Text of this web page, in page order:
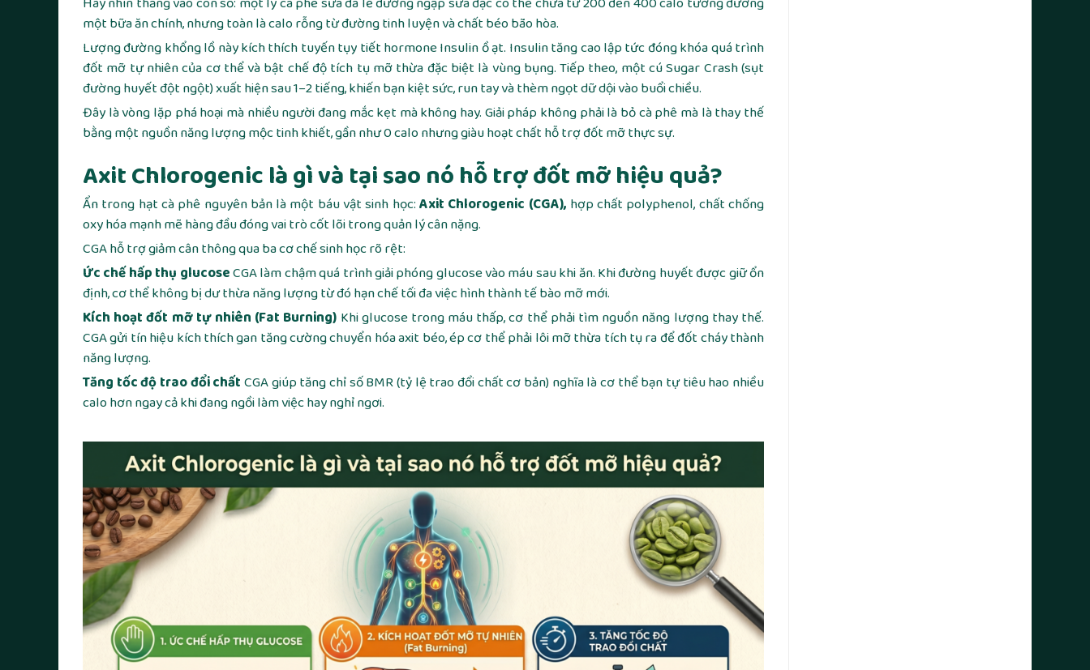
một bữa ăn chính, nhưng toàn là calo rỗng từ đường tinh luyện và chất béo bão hòa.
Lượng đường khổng lồ này kích thích tuyến tụy tiết hormone Insulin ồ ạt. Insulin tăng cao lập tức đóng khóa quá trình
đốt mỡ tự nhiên của cơ thể và bật chế độ tích tụ mỡ thừa đặc biệt là vùng bụng. Tiếp theo, một cú Sugar Crash (sụt
đường huyết đột ngột) xuất hiện sau 1–2 tiếng, khiến bạn kiệt sức, run tay và thèm ngọt dữ dội vào buổi chiều.
Đây là vòng lặp phá hoại mà nhiều người đang mắc kẹt mà không hay. Giải pháp không phải là bỏ cà phê mà là thay thế
bằng một nguồn năng lượng mộc tinh khiết, gần như 0 calo nhưng giàu hoạt chất hỗ trợ đốt mỡ thực sự.
Axit Chlorogenic là gì và tại sao nó hỗ trợ đốt mỡ hiệu quả?
Ẩn trong hạt cà phê nguyên bản là một báu vật sinh học:Axit Chlorogenic (CGA), hợp chất polyphenol, chất chống
oxy hóa mạnh mẽ hàng đầu đóng vai trò cốt lõi trong quản lý cân nặng.
CGA hỗ trợ giảm cân thông qua ba cơ chế sinh học rõ rệt:
Ức chế hấp thụ glucoseCGA làm chậm quá trình giải phóng glucose vào máu sau khi ăn. Khi đường huyết được giữ ổn
định, cơ thể không bị dư thừa năng lượng từ đó hạn chế tối đa việc hình thành tế bào mỡ mới.
Kích hoạt đốt mỡ tự nhiên (Fat Burning) Khi glucose trong máu thấp, cơ thể phải tìm nguồn năng lượng thay thế.
CGA gửi tín hiệu kích thích gan tăng cường chuyển hóa axit béo, ép cơ thể phải lôi mỡ thừa tích tụ ra để đốt cháy thành
năng lượng.
Tăng tốc độ trao đổi chấtCGA giúp tăng chỉ số BMR (tỷ lệ trao đổi chất cơ bản) nghĩa là cơ thể bạn tự tiêu hao nhiều
calo hơn ngay cả khi đang ngồi làm việc hay nghỉ ngơi.